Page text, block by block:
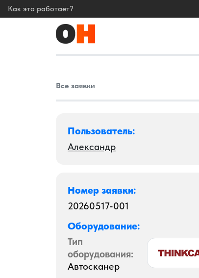
Как это работает?
Все заявки
Пользователь:
Александр
Номер заявки:
20260517-001
Оборудование:
Тип
оборудования:
Автосканер